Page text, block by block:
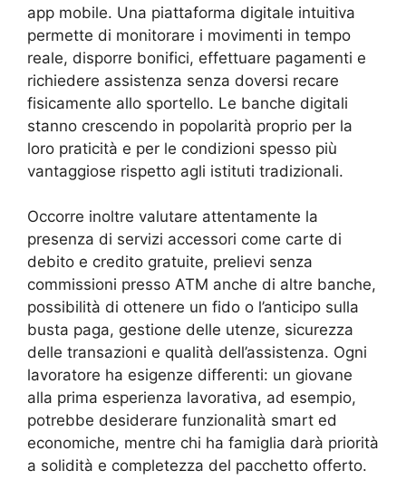
app mobile. Una piattaforma digitale intuitiva
permette di monitorare i movimenti in tempo
reale, disporre bonifici, effettuare pagamenti e
richiedere assistenza senza doversi recare
fisicamente allo sportello. Le banche digitali
stanno crescendo in popolarità proprio per la
loro praticità e per le condizioni spesso più
vantaggiose rispetto agli istituti tradizionali.
Occorre inoltre valutare attentamente la
presenza di servizi accessori come carte di
debito e credito gratuite, prelievi senza
commissioni presso ATM anche di altre banche,
possibilità di ottenere un fido o l’anticipo sulla
busta paga, gestione delle utenze, sicurezza
delle transazioni e qualità dell’assistenza. Ogni
lavoratore ha esigenze differenti: un giovane
alla prima esperienza lavorativa, ad esempio,
potrebbe desiderare funzionalità smart ed
economiche, mentre chi ha famiglia darà priorità
a solidità e completezza del pacchetto offerto.